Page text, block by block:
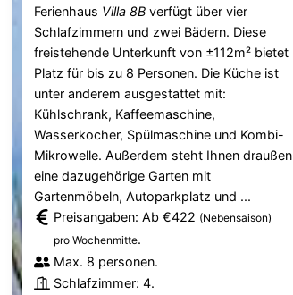
Ferienhaus Villa 8B verfügt über vier
Schlafzimmern und zwei Bädern. Diese
freistehende Unterkunft von ±112m² bietet
Platz für bis zu 8 Personen. Die Küche ist
unter anderem ausgestattet mit:
Kühlschrank, Kaffeemaschine,
Wasserkocher, Spülmaschine und Kombi-
Mikrowelle. Außerdem steht Ihnen draußen
eine dazugehörige Garten mit
Gartenmöbeln, Autoparkplatz und ...
Preisangaben: Ab €422 (Nebensaison)
pro Wochenmitte.
Max. 8 personen.
Schlafzimmer: 4.